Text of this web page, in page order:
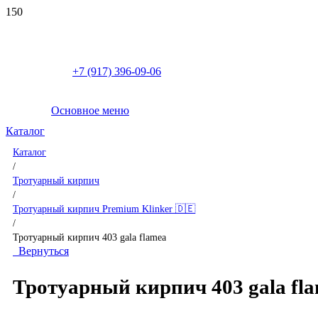
+7 (917) 396-09-06
Основное меню
Каталог
Каталог
/
Тротуарный кирпич
/
Тротуарный кирпич Premium Klinker 🇩🇪
/
Тротуарный кирпич 403 gala flamea
Вернуться
Тротуарный кирпич 403 gala